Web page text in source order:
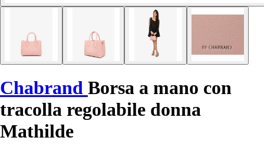
Chabrand Borsa a mano con
tracolla regolabile donna
Mathilde